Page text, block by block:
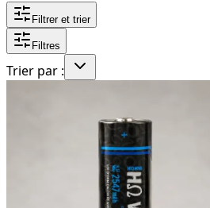
Filtrer et trier
Filtres
Trier par :